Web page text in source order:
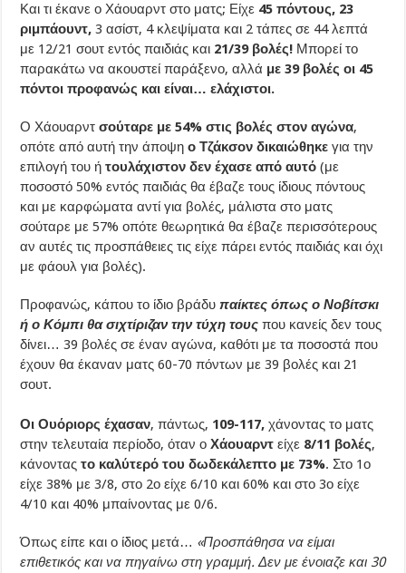
Και τι έκανε ο Χάουαρντ στο ματς; Είχε 45 πόντους, 23
ριμπάουντ, 3 ασίστ, 4 κλεψίματα και 2 τάπες σε 44 λεπτά
με 12/21 σουτ εντός παιδιάς και 21/39 βολές! Μπορεί το
παρακάτω να ακουστεί παράξενο, αλλά με 39 βολές οι 45
πόντοι προφανώς και είναι… ελάχιστοι.
Ο Χάουαρντσούταρε με 54% στις βολές στον αγώνα,
οπότε από αυτή την άποψη ο Τζάκσον δικαιώθηκεγια την
επιλογή του ήτουλάχιστον δεν έχασε από αυτό (με
ποσοστό 50% εντός παιδιάς θα έβαζε τους ίδιους πόντους
και με καρφώματα αντί για βολές, μάλιστα στο ματς
σούταρε με 57% οπότε θεωρητικά θα έβαζε περισσότερους
αν αυτές τις προσπάθειες τις είχε πάρει εντός παιδιάς και όχι
με φάουλ για βολές).
Προφανώς, κάπου το ίδιο βράδυπαίκτες όπως ο Νοβίτσκι
ή ο Κόμπι θα σιχτίριζαν την τύχη τους που κανείς δεν τους
δίνει… 39 βολές σε έναν αγώνα, καθότι με τα ποσοστά που
έχουν θα έκαναν ματς 60-70 πόντων με 39 βολές και 21
σουτ.
Οι Ουόριορς έχασαν, πάντως, 109-117,χάνοντας το ματς
στην τελευταία περίοδο, όταν οΧάουαρντείχε 8/11 βολές,
κάνονταςτο καλύτερό του δωδεκάλεπτο με 73%. Στο 1ο
είχε 38% με 3/8, στο 2ο είχε 6/10 και 60% και στο 3ο είχε
4/10 και 40% μπαίνοντας με 0/6.
Όπως είπε και ο ίδιος μετά… «Προσπάθησα να είμαι
επιθετικός και να πηγαίνω στη γραμμή. Δεν με ένοιαζε και 30